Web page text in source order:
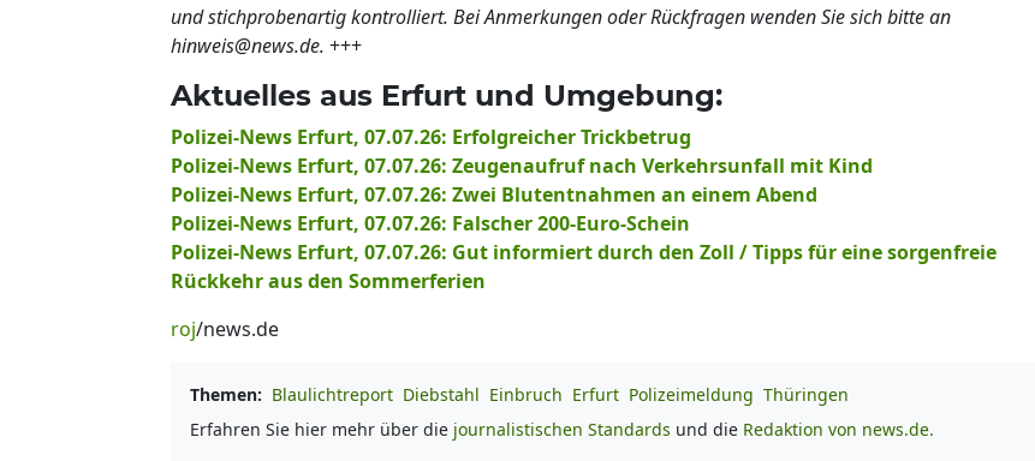
und stichprobenartig kontrolliert. Bei Anmerkungen oder Rückfragen wenden Sie sich bitte an
hinweis@news.de. +++
Aktuelles aus Erfurt und Umgebung:
Polizei-News Erfurt, 07.07.26: Erfolgreicher Trickbetrug
Polizei-News Erfurt, 07.07.26: Zeugenaufruf nach Verkehrsunfall mit Kind
Polizei-News Erfurt, 07.07.26: Zwei Blutentnahmen an einem Abend
Polizei-News Erfurt, 07.07.26: Falscher 200-Euro-Schein
Polizei-News Erfurt, 07.07.26: Gut informiert durch den Zoll / Tipps für eine sorgenfreie
Rückkehr aus den Sommerferien
roj/news.de
Themen: Blaulichtreport Diebstahl Einbruch Erfurt Polizeimeldung Thüringen
Erfahren Sie hier mehr über die journalistischen Standards und die Redaktion von news.de.